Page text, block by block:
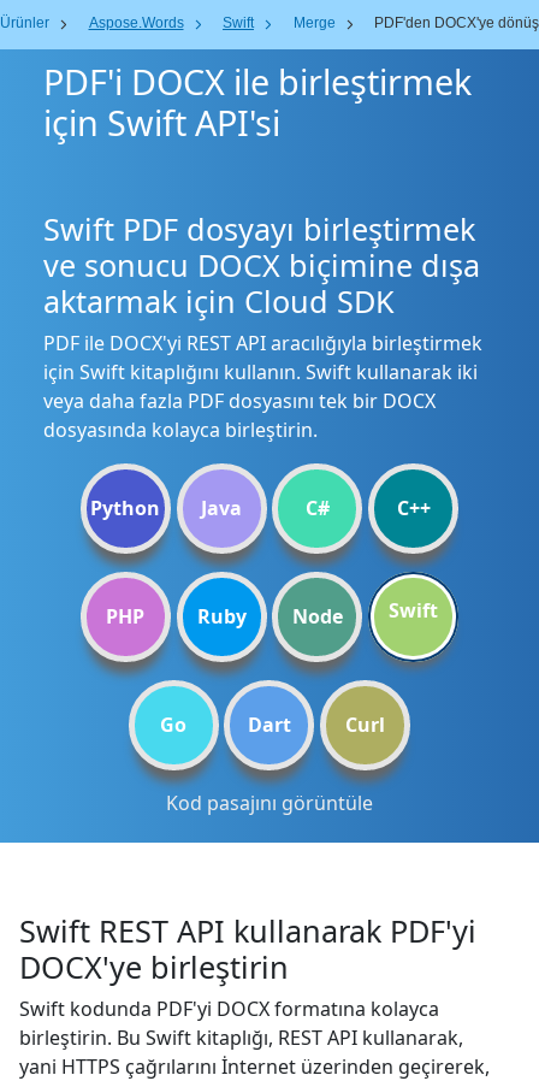
Ürünler Aspose.Words Swift Merge PDF'den DOCX'ye
PDF'i DOCX ile birleştirmek
için Swift API'si
Swift PDF dosyayı birleştirmek
ve sonucu DOCX biçimine dışa
aktarmak için Cloud SDK
PDF ile DOCX'yi REST API aracılığıyla birleştirmek
için Swift kitaplığını kullanın. Swift kullanarak iki
veya daha fazla PDF dosyasını tek bir DOCX
dosyasında kolayca birleştirin.
Python Java C# C++
PHP Ruby Node Swift
Go Dart Curl
Kod pasajını görüntüle
Swift REST API kullanarak PDF'yi
DOCX'ye birleştirin
Swift kodunda PDF'yi DOCX formatına kolayca
birleştirin. Bu Swift kitaplığı, REST API kullanarak,
yani HTTPS çağrılarını İnternet üzerinden geçirerek,